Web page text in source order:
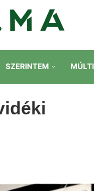
SZERINTEM